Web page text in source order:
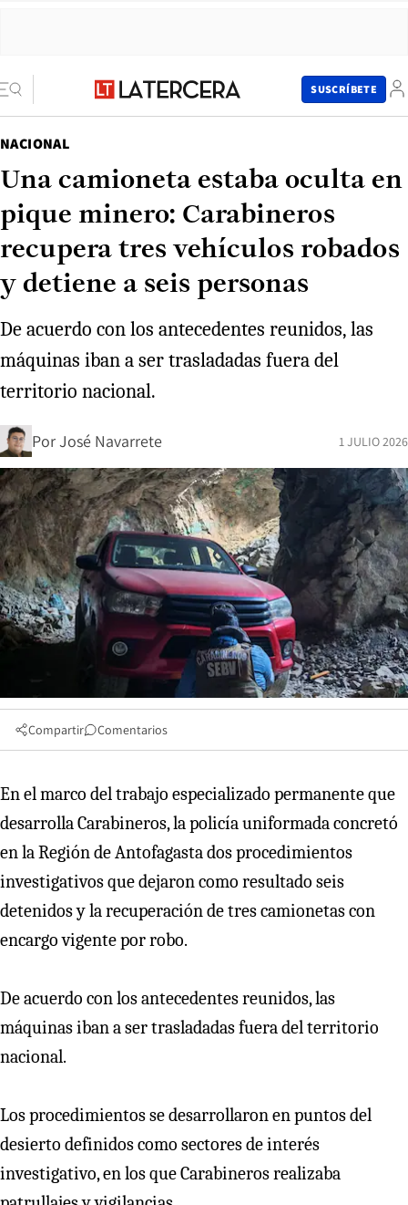
SUSCRÍBETE
NACIONAL
Una camioneta estaba oculta en
pique minero: Carabineros
recupera tres vehículos robados
y detiene a seis personas
De acuerdo con los antecedentes reunidos, las
máquinas iban a ser trasladadas fuera del
territorio nacional.
PorJosé Navarrete 1 JULIO 2026
Compartir Comentarios
En el marco del trabajo especializado permanente que
desarrolla Carabineros, la policía uniformada concretó
en la Región de Antofagasta dos procedimientos
investigativos que dejaron como resultado seis
detenidos y la recuperación de tres camionetas con
encargo vigente por robo.
De acuerdo con los antecedentes reunidos, las
máquinas iban a ser trasladadas fuera del territorio
nacional.
Los procedimientos se desarrollaron en puntos del
desierto definidos como sectores de interés
investigativo, en los que Carabineros realizaba